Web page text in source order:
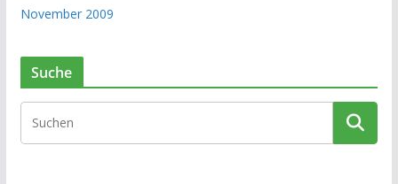
November 2009
Suche